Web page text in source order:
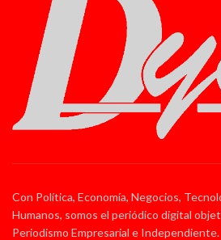
Con Política, Economía, Negocios,
Humanos, somos el periódico digital
Periodismo Empresarial e Independiente.